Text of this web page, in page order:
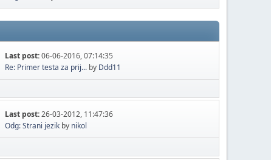
Last post:06-06-2016, 07:14:35
Re: Primer testa za prij... by Ddd11
Last post:26-03-2012, 11:47:36
Odg: Strani jezik by nikol